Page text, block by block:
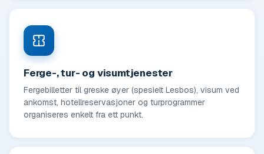
Ferge-, tur- og visumtjenester
Fergebilletter til greske øyer (spesielt Lesbos), visum ved
ankomst, hotellreservasjoner og turprogrammer
organiseres enkelt fra ett punkt.